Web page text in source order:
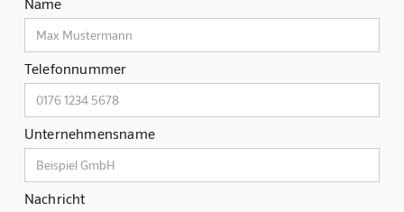
Telefonnummer
Unternehmensname
Nachricht